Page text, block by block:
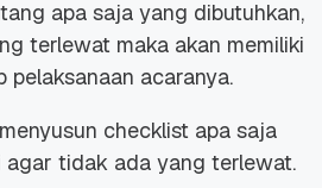
apa saja yang dibutuhkan,
terlewat maka akan memiliki
pelaksanaan acaranya.
checklist apa saja
agar tidak ada yang terlewat.